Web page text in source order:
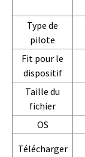
Type de
pilote
Fit pour le
dispositif
Taille du
fichier
OS
Télécharger